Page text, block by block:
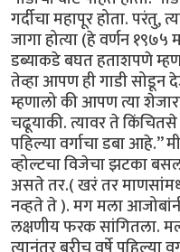
गर्दीचा महापूर होता. परंतु,
जागा होत्या (हे वर्णन
डब्याकडे बघत हताशपणे
तेव्हा आपण ही गाडी सोडून
म्हणालो की आपण त्या
चढूयाकी. त्यावर ते
पहिल्या वर्गाचा डबा
व्होल्टचा विजेचा झटका
असते तर.( खरं तर
नव्हते ते ). मग मला आजोबांनी
लक्षणीय फरक सांगितला.